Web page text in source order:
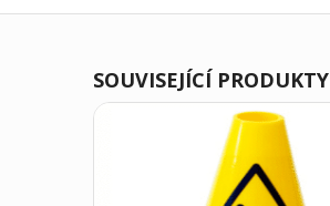
SOUVISEJÍCÍ PRODUKTY